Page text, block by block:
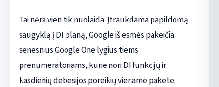
Tai nėra vien tik nuolaida. Įtraukdama papildomą
saugyklą į DI planą, Google iš esmės pakeičia
senesnius Google One lygius tiems
prenumeratoriams, kurie nori DI funkcijų ir
kasdienių debesijos poreikių viename pakete.